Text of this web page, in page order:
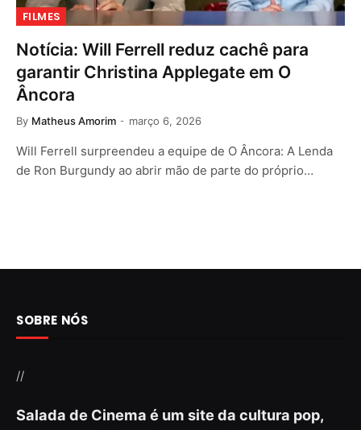
FILMES
Notícia: Will Ferrell reduz cachê para
garantir Christina Applegate em O
Âncora
By Matheus Amorim março 6, 2026
Will Ferrell surpreendeu a equipe de O Âncora: A Lenda
de Ron Burgundy ao abrir mão de parte do próprio…
SOBRE NÓS
//
Salada de Cinema é um site da cultura pop,